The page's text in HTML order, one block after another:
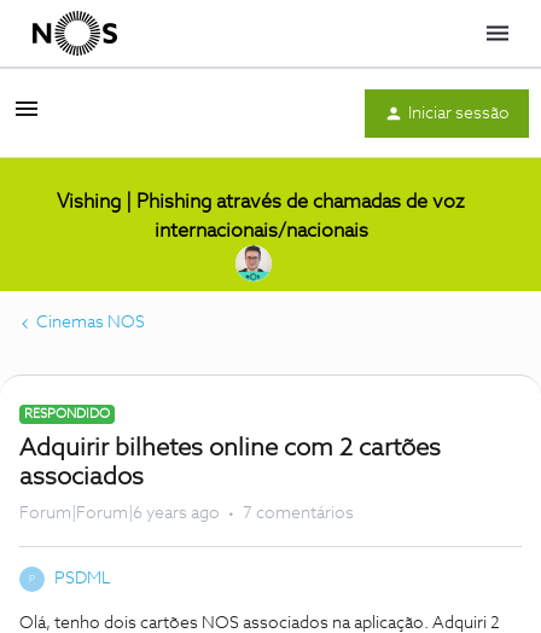
Menu
Iniciar sessão
Vishing | Phishing através de chamadas de voz
internacionais/nacionais
Cinemas NOS
RESPONDIDO
Adquirir bilhetes online com 2 cartões
associados
Forum|Forum|6 years ago 7 comentários
P PSDML
Olá, tenho dois cartões NOS associados na aplicação. Adquiri 2